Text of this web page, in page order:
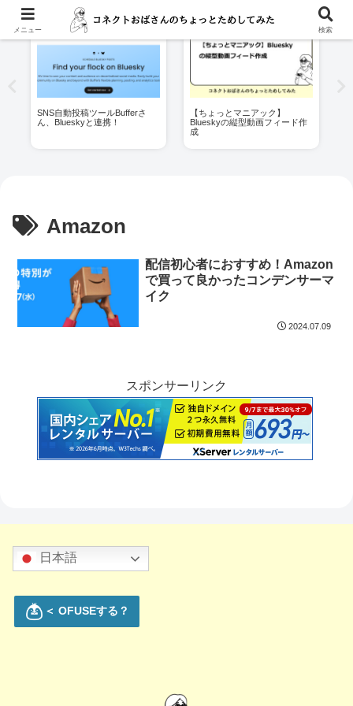
SNS自動投稿ツールBufferさ
ん、Blueskyと連携！
【ちょっとマニアック】
Blueskyの縦型動画フィード作
成
Amazon
配信初心者におすすめ！Amazon
で買って良かったコンデンサーマ
イク
2024.07.09
スポンサーリンク
日本語
＜ OFUSEする？
メニュー 検索